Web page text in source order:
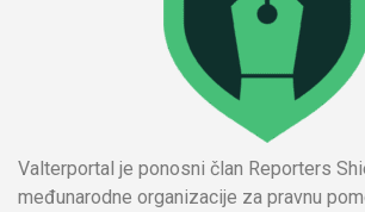
Valterportal je ponosni član Reporters
međunarodne organizacije za pravnu